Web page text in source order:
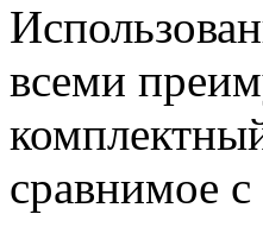
всеми
сравнимое